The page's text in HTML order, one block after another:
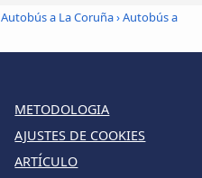
Autobús a La Coruña›Autobús a
METODOLOGIA
AJUSTES DE COOKIES
ARTÍCULO